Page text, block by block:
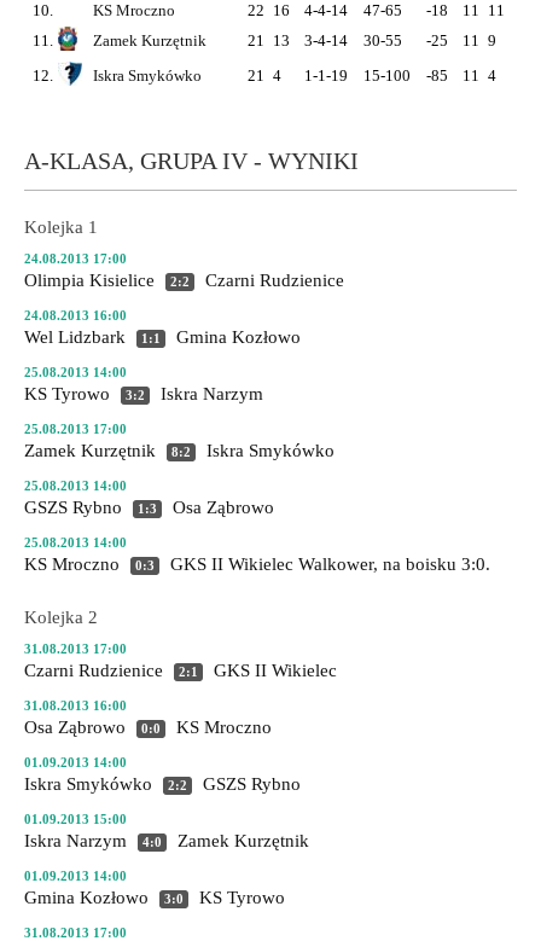
10.
KS Mroczno 22 16 4-4-14 47-65 -18 11 11
11.
Zamek Kurzętnik 21 13 3-4-14 30-55 -25 11 9
12.
Iskra Smykówko 21 4 1-1-19 15-100 -85 11 4
A-KLASA, GRUPA IV - WYNIKI
Kolejka 1
24.08.2013 17:00
Olimpia Kisielice 2:2 Czarni Rudzienice
24.08.2013 16:00
Wel Lidzbark 1:1 Gmina Kozłowo
25.08.2013 14:00
KS Tyrowo 3:2 Iskra Narzym
25.08.2013 17:00
Zamek Kurzętnik 8:2 Iskra Smykówko
25.08.2013 14:00
GSZS Rybno 1:3 Osa Ząbrowo
25.08.2013 14:00
KS Mroczno 0:3 GKS II Wikielec Walkower, na boisku 3:0.
Kolejka 2
31.08.2013 17:00
Czarni Rudzienice 2:1 GKS II Wikielec
31.08.2013 16:00
Osa Ząbrowo 0:0 KS Mroczno
01.09.2013 14:00
Iskra Smykówko 2:2 GSZS Rybno
01.09.2013 15:00
Iskra Narzym 4:0 Zamek Kurzętnik
01.09.2013 14:00
Gmina Kozłowo 3:0 KS Tyrowo
31.08.2013 17:00